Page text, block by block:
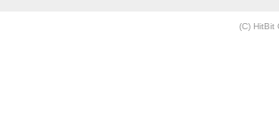
(C) HitBit